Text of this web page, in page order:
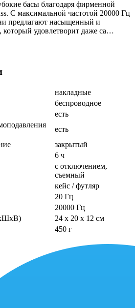
басы благодаря фирменной
С максимальной частотой 20000 Гц
предлагают насыщенный и
который удовлетворит даже са…
накладные
беспроводное
есть
есть
закрытый
6 ч
с отключением,
съемный
кейс / футляр
20 Гц
20000 Гц
24 x 20 x 12 см
450 г